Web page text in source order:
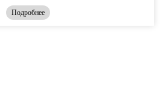
Подробнее